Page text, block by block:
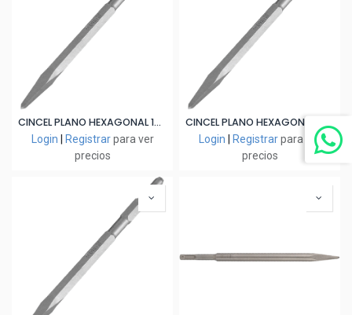
CINCEL PLANO HEXAGONAL 17×350
Login Registrar para ver
precios
Login Registrar para ver
precios